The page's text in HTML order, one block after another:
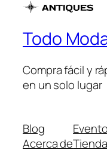
Todo
Compra fácil y
en un solo lugar
Blog
Acerca deTienda